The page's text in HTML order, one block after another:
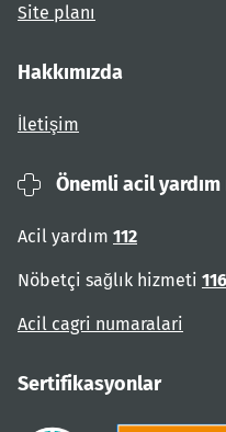
Site planı
Hakkımızda
İletişim
Önemli acil yardım
Acil yardım 112
Nöbetçi sağlık hizmeti
Acil cagri numaralari
Sertifikasyonlar